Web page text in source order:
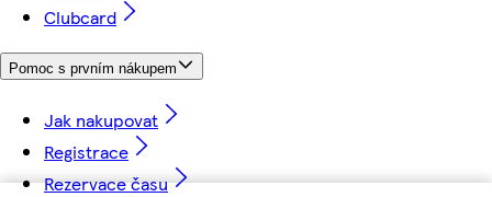
Clubcard
Pomoc s prvním nákupem
Jak nakupovat
Registrace
Rezervace času